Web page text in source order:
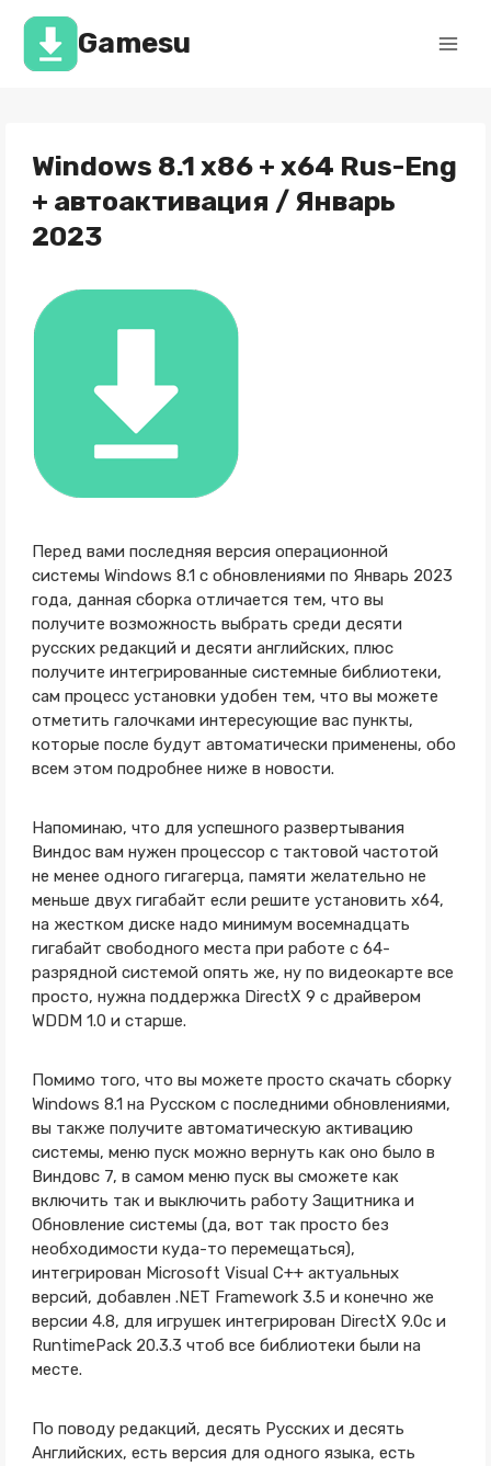
Перейти
содержимомуGamesu
Windows 8.1 x86 + x64 Rus-Eng
+ автоактивация / Январь
2023
Перед вами последняя версия операционной
системы Windows 8.1 с обновлениями по Январь 2023
года, данная сборка отличается тем, что вы
получите возможность выбрать среди десяти
русских редакций и десяти английских, плюс
получите интегрированные системные библиотеки,
сам процесс установки удобен тем, что вы можете
отметить галочками интересующие вас пункты,
которые после будут автоматически применены, обо
всем этом подробнее ниже в новости.
Напоминаю, что для успешного развертывания
Виндос вам нужен процессор с тактовой частотой
не менее одного гигагерца, памяти желательно не
меньше двух гигабайт если решите установить x64,
на жестком диске надо минимум восемнадцать
гигабайт свободного места при работе с 64-
разрядной системой опять же, ну по видеокарте все
просто, нужна поддержка DirectX 9 с драйвером
WDDM 1.0 и старше.
Помимо того, что вы можете просто скачать сборку
Windows 8.1 на Русском с последними обновлениями,
вы также получите автоматическую активацию
системы, меню пуск можно вернуть как оно было в
Виндовс 7, в самом меню пуск вы сможете как
включить так и выключить работу Защитника и
Обновление системы (да, вот так просто без
необходимости куда-то перемещаться),
интегрирован Microsoft Visual C++ актуальных
версий, добавлен .NET Framework 3.5 и конечно же
версии 4.8, для игрушек интегрирован DirectX 9.0c и
RuntimePack 20.3.3 чтоб все библиотеки были на
месте.
По поводу редакций, десять Русских и десять
Английских, есть версия для одного языка, есть